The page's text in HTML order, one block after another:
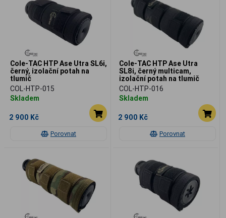
Porovnat
Cole-TAC HTP Ase Utra SL6i,
černý, izolační potah na
tlumič
COL-HTP-015
Skladem
2 900 Kč
Porovnat
Cole-TAC HTP Ase Utra
SL8i, černý multicam,
izolační potah na tlumič
COL-HTP-016
Skladem
2 900 Kč